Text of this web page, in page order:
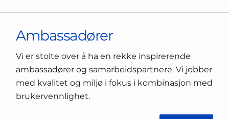
Ambassadører
Vi er stolte over å ha en rekke inspirerende
ambassadører og samarbeidspartnere. Vi jobber
med kvalitet og miljø i fokus i kombinasjon med
brukervennlighet.